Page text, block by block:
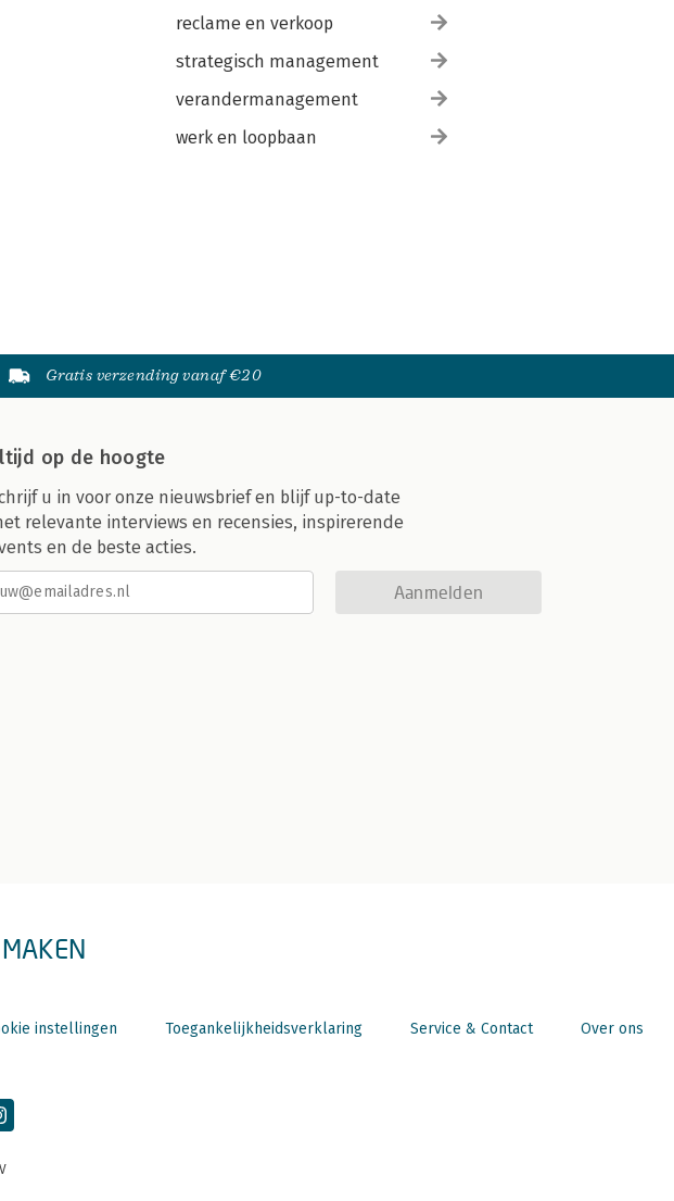
reclame en verkoop
strategisch management
verandermanagement
werk en loopbaan
Gratis verzending vanaf €20
op de hoogte
u in voor onze nieuwsbrief en blijf up-to-date
relevante interviews en recensies, inspirerende
en de beste acties.
Aanmelden
instellingen Toegankelijkheidsverklaring Service & Contact Over ons